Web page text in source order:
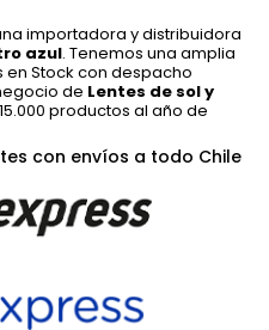
importadora y distribuidora
azul. Tenemos una amplia
Stock con despacho
de Lentes de sol y
productos al año de
con envíos a todo Chile